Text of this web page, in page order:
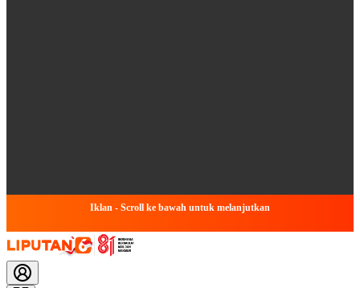
Iklan - Scroll ke bawah untuk melanjutkan